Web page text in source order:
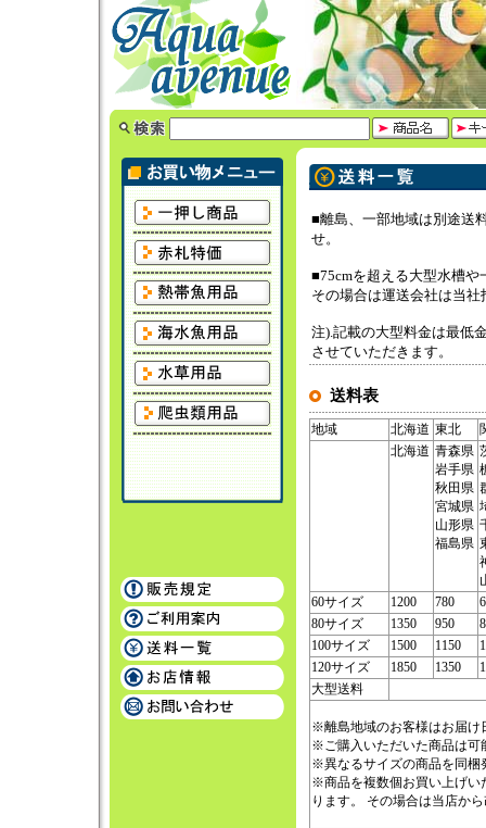
■離島、一部地域は別途送
せ。
■75cmを超える大型水槽
その場合は運送会社は当
注).記載の大型料金は最低
させていただきます。
送料表
地域 北海道 東北
北海道 青森県
岩手県
秋田県
宮城県
山形県
福島県
60サイズ
1200 780
80サイズ
1350 950
100サイズ
1500 1150
120サイズ
1850 1350
大型送料
※離島地域のお客様はお届け
※ご購入いただいた商品は可
※異なるサイズの商品を同梱
※商品を複数個お買い上げい
ります。 その場合は当店か